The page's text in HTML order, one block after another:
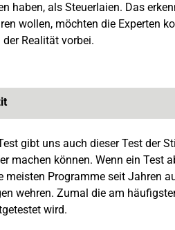
haben, als Steuerlaien. Das
wollen, möchten die Experten
Realität vorbei.
gibt uns auch dieser Test der
machen können. Wenn ein Test
meisten Programme seit Jahren
wehren. Zumal die am
wird.